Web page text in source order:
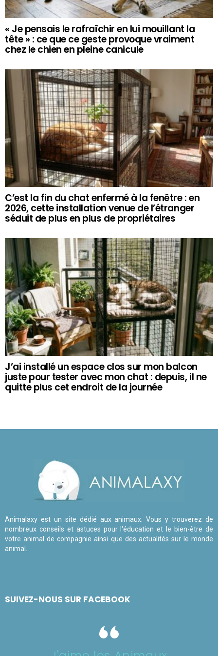
« Je pensais le rafraîchir en lui mouillant la
tête » : ce que ce geste provoque vraiment
chez le chien en pleine canicule
C’est la fin du chat enfermé à la fenêtre : en
2026, cette installation venue de l’étranger
séduit de plus en plus de propriétaires
J’ai installé un espace clos sur mon balcon
juste pour tester avec mon chat : depuis, il ne
quitte plus cet endroit de la journée
Animalaxy est un site dédié aux animaux. Vous y trouverez de
nombreux conseils et astuces pour l'éducation et le bien-être de
votre animal de compagnie ainsi que des actualités sur le monde
animal.
SUIVEZ-NOUS SUR FACEBOOK